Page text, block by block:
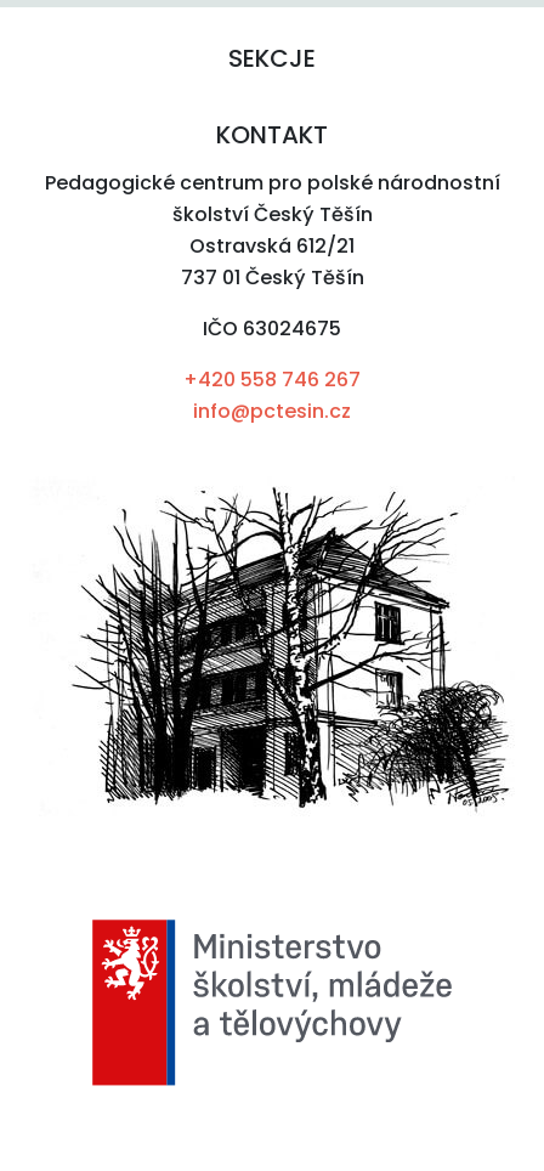
SEKCJE
KONTAKT
Pedagogické centrum pro polské národnostní
školství Český Těšín
Ostravská 612/21
737 01 Český Těšín
IČO 63024675
+420 558 746 267
info@pctesin.cz